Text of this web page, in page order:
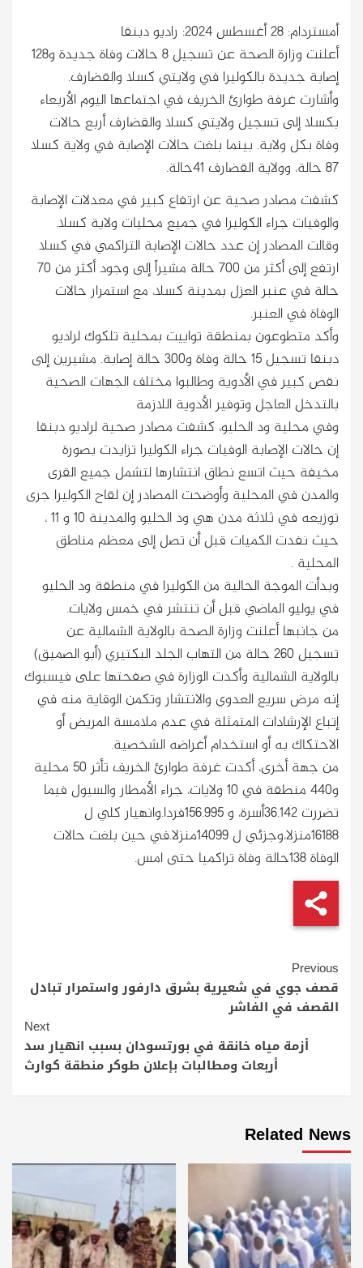
أمستردام: 28 أغسطس 2024: راديو دبنقا
أعلنت وزارة الصحة عن تسجيل 8 حالات وفاة جديدة و128
إصابة جديدة بالكوليرا في ولايتي كسلا والقضارف.
وأشارت غرفة طوارئ الخريف في اجتماعها اليوم الأربعاء
بكسلا إلى تسجيل ولايتي كسلا والقضارف أربع حالات
وفاة بكل ولاية. بينما بلغت حالات الإصابة في ولاية كسلا
87 حالة، وولاية القضارف 41حالة.
كشفت مصادر صحية عن ارتفاع كبير في معدلات الإصابة
والوفيات جراء الكوليرا في جميع محليات ولاية كسلا.
وقالت المصادر إن عدد حالات الإصابة التراكمي في كسلا
ارتفع إلى أكثر من 700 حالة مشيراً إلى وجود أكثر من 70
حالة في عنبر العزل بمدينة كسلا، مع استمرار حالات
الوفاة في العنبر.
وأكد متطوعون بمنطقة تواييت بمحلية تلكوك لراديو
دبنقا تسجيل 15 حالة وفاة و300 حالة إصابة. مشيرين إلى
نقص كبير في الأدوية وطالبوا مختلف الجهات الصحية
بالتدخل العاجل وتوفير الأدوية اللازمة
وفي محلية ود الحليو، كشفت مصادر صحية لراديو دبنقا
إن حالات الإصابة الوفيات جراء الكوليرا تزايدت بصورة
مخيفة حيث اتسع نطاق انتشارها لتشمل جميع القرى
والمدن في المحلية وأوضحت المصادر إن لقاح الكوليرا جرى
توزيعه في ثلاثة مدن هي ود الحليو والمدينة 10 و 11 ،
حيث نفدت الكميات قبل أن تصل إلى معظم مناطق
المحلية .
وبدأت الموجة الحالية من الكوليرا في منطقة ود الحليو
في يوليو الماضي قبل أن تنتشر في خمس ولايات.
من جانبها أعلنت وزارة الصحة بالولاية الشمالية عن
تسجيل 260 حالة من التهاب الجلد البكتيري (أبو الصميق)
بالولاية الشمالية وأكدت الوزارة في صفحتها على فيسبوك
إنه مرض سريع العدوي والانتشار وتكمن الوقاية منه في
إتباع الإرشادات المتمثلة في عدم ملامسة المريض أو
الاحتكاك به أو استخدام أغراضه الشخصية.
من جهة أخرى، أكدت غرفة طوارئ الخريف تأثر 50 محلية
و440 منطقة في 10 ولايات، جراء الأمطار والسيول فيما
تضررت 36.142أسرة، و 156.995فردا.وانهيار كلي ل
16188منزلا،وجزئي ل 14099منزلا.في حين بلغت حالات
الوفاة 138حالة وفاة تراكميا حتى امس.
Continue
Reading
Previous
قصف جوي في شعيرية بشرق دارفور واستمرار تبادل
القصف في الفاشر
Next
أزمة مياه خانقة في بورتسودان بسبب انهيار سد
أربعات ومطالبات بإعلان طوكر منطقة كوارث
Related News